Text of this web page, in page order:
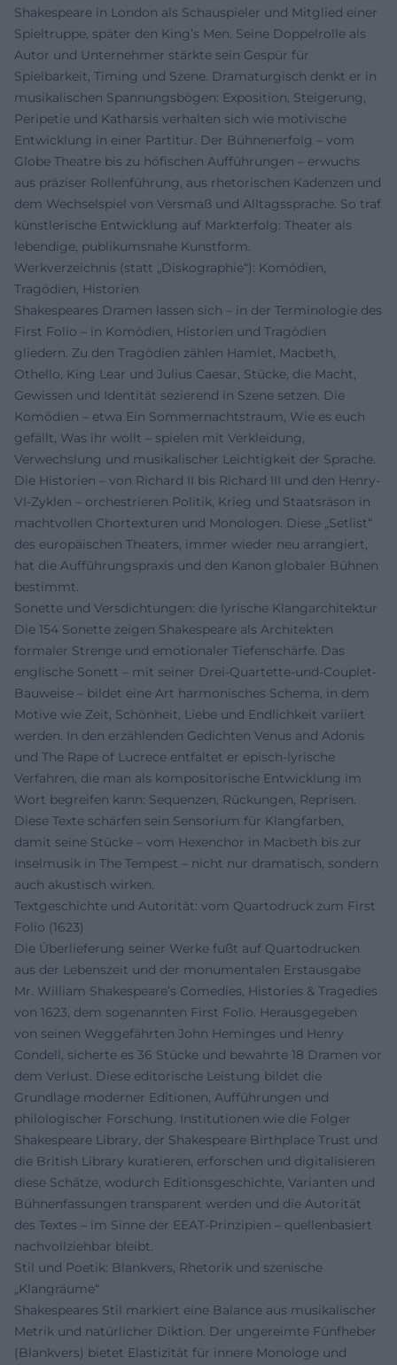
Shakespeare in London als Schauspieler und Mitglied einer
Spieltruppe, später den King’s Men. Seine Doppelrolle als
Autor und Unternehmer stärkte sein Gespür für
Spielbarkeit, Timing und Szene. Dramaturgisch denkt er in
musikalischen Spannungsbögen: Exposition, Steigerung,
Peripetie und Katharsis verhalten sich wie motivische
Entwicklung in einer Partitur. Der Bühnenerfolg – vom
Globe Theatre bis zu höfischen Aufführungen – erwuchs
aus präziser Rollenführung, aus rhetorischen Kadenzen und
dem Wechselspiel von Versmaß und Alltagssprache. So traf
künstlerische Entwicklung auf Markterfolg: Theater als
lebendige, publikumsnahe Kunstform.
Werkverzeichnis (statt „Diskographie“): Komödien,
Tragödien, Historien
Shakespeares Dramen lassen sich – in der Terminologie des
First Folio – in Komödien, Historien und Tragödien
gliedern. Zu den Tragödien zählen Hamlet, Macbeth,
Othello, King Lear und Julius Caesar, Stücke, die Macht,
Gewissen und Identität sezierend in Szene setzen. Die
Komödien – etwa Ein Sommernachtstraum, Wie es euch
gefällt, Was ihr wollt – spielen mit Verkleidung,
Verwechslung und musikalischer Leichtigkeit der Sprache.
Die Historien – von Richard II bis Richard III und den Henry-
VI-Zyklen – orchestrieren Politik, Krieg und Staatsräson in
machtvollen Chortexturen und Monologen. Diese „Setlist“
des europäischen Theaters, immer wieder neu arrangiert,
hat die Aufführungspraxis und den Kanon globaler Bühnen
bestimmt.
Sonette und Versdichtungen: die lyrische Klangarchitektur
Die 154 Sonette zeigen Shakespeare als Architekten
formaler Strenge und emotionaler Tiefenschärfe. Das
englische Sonett – mit seiner Drei-Quartette-und-Couplet-
Bauweise – bildet eine Art harmonisches Schema, in dem
Motive wie Zeit, Schönheit, Liebe und Endlichkeit variiert
werden. In den erzählenden Gedichten Venus and Adonis
und The Rape of Lucrece entfaltet er episch-lyrische
Verfahren, die man als kompositorische Entwicklung im
Wort begreifen kann: Sequenzen, Rückungen, Reprisen.
Diese Texte schärfen sein Sensorium für Klangfarben,
damit seine Stücke – vom Hexenchor in Macbeth bis zur
Inselmusik in The Tempest – nicht nur dramatisch, sondern
auch akustisch wirken.
Textgeschichte und Autorität: vom Quartodruck zum First
Folio (1623)
Die Überlieferung seiner Werke fußt auf Quartodrucken
aus der Lebenszeit und der monumentalen Erstausgabe
Mr. William Shakespeare’s Comedies, Histories & Tragedies
von 1623, dem sogenannten First Folio. Herausgegeben
von seinen Weggefährten John Heminges und Henry
Condell, sicherte es 36 Stücke und bewahrte 18 Dramen vor
dem Verlust. Diese editorische Leistung bildet die
Grundlage moderner Editionen, Aufführungen und
philologischer Forschung. Institutionen wie die Folger
Shakespeare Library, der Shakespeare Birthplace Trust und
die British Library kuratieren, erforschen und digitalisieren
diese Schätze, wodurch Editionsgeschichte, Varianten und
Bühnenfassungen transparent werden und die Autorität
des Textes – im Sinne der EEAT-Prinzipien – quellenbasiert
nachvollziehbar bleibt.
Stil und Poetik: Blankvers, Rhetorik und szenische
„Klangräume“
Shakespeares Stil markiert eine Balance aus musikalischer
Metrik und natürlicher Diktion. Der ungereimte Fünfheber
(Blankvers) bietet Elastizität für innere Monologe und